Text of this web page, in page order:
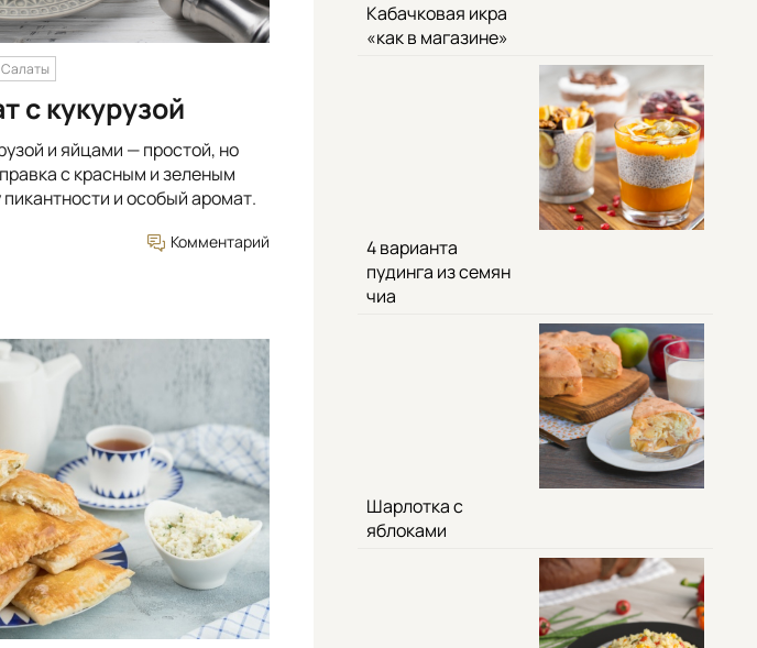
Салаты
с кукурузой
и яйцами — простой, но
с красным и зеленым
и особый аромат.
Комментарий
Кабачковая икра
«как в магазине»
4 варианта
пудинга из семян
чиа
Шарлотка с
яблоками